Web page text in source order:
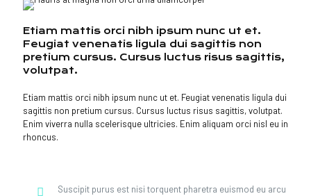
Etiam mattis orci nibh ipsum nunc ut et.
Feugiat venenatis ligula dui sagittis non
pretium cursus. Cursus luctus risus sagittis,
volutpat.
Etiam mattis orci nibh ipsum nunc ut et. Feugiat venenatis ligula dui
sagittis non pretium cursus. Cursus luctus risus sagittis, volutpat.
Enim viverra nulla scelerisque ultricies. Enim aliquam orci nisl eu in
rhoncus.
Suscipit purus est nisi torquent pharetra euismod eu arcu